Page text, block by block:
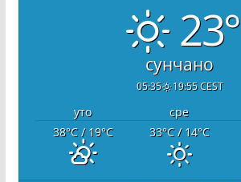
23°
сунчано
05:35 19:55 CEST
уто сре
38°C/ 19°C 33°C/ 14°C